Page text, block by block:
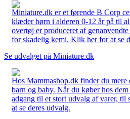
Miniature.dk er et førende B Corp
klæder børn i alderen 0-12 år på til
overtøj er produceret af
for skadelig kemi. Klik her for at se
Se udvalget på Miniature.dk
Hos Mammashop.dk finder du mere
barn og baby. Når du køber hos
adgang til et stort udvalg af varer, til
at se deres udvalg.